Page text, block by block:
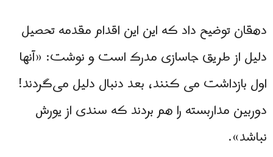
دهقان توضیح داد که این این اقدام مقدمه‌ تحصیل
دلیل از طریق جاسازی مدرک است و نوشت: «آنها
اول بازداشت می‌ کنند، بعد دنبال دلیل می‌گردند!
دوربین مداربسته را هم بردند که سندی از یورش
نباشد».